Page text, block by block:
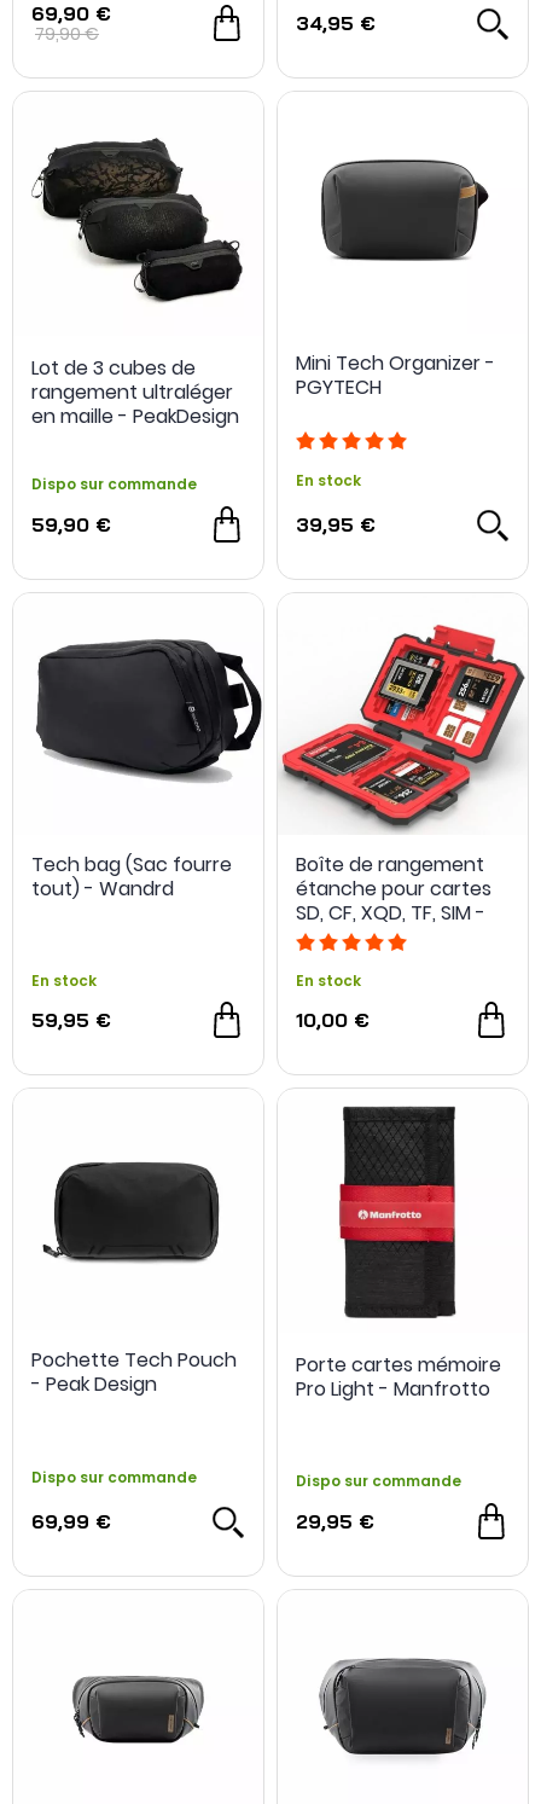
69,90 €
79,90 €
34,95 €
Lot de 3 cubes de
rangement ultraléger
en maille - PeakDesign
Dispo sur commande
59,90 €
Mini Tech Organizer -
PGYTECH
En stock
39,95 €
Tech bag (Sac fourre
tout) - Wandrd
En stock
59,95 €
Boîte de rangement
étanche pour cartes
SD, CF, XQD, TF, SIM -
Desiontal
En stock
10,00 €
Pochette Tech Pouch
- Peak Design
Dispo sur commande
69,99 €
Porte cartes mémoire
Pro Light - Manfrotto
Dispo sur commande
29,95 €